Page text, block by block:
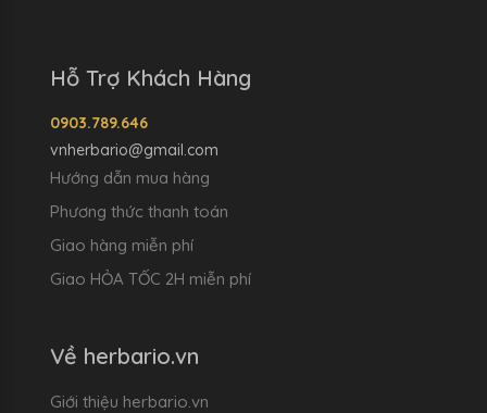
Hỗ Trợ Khách Hàng
0903.789.646
vnherbario@gmail.com
Hướng dẫn mua hàng
Phương thức thanh toán
Giao hàng miễn phí
Giao HỎA TỐC 2H miễn phí
Về herbario.vn
Giới thiệu herbario.vn